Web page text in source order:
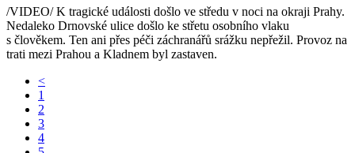
/VIDEO/ K tragické události došlo ve středu v noci na okraji Prahy.
Nedaleko Drnovské ulice došlo ke střetu osobního vlaku
s člověkem. Ten ani přes péči záchranářů srážku nepřežil. Provoz na
trati mezi Prahou a Kladnem byl zastaven.
<
1
2
3
4